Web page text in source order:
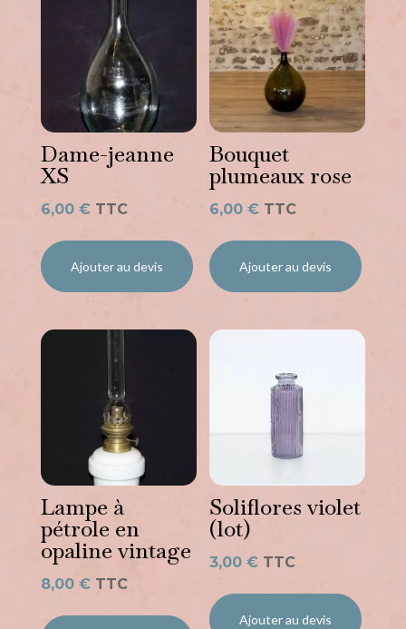
Dame-jeanne
XS
6,00 € TTC
Ajouter au devis
Bouquet
plumeaux rose
6,00€ TTC
Ajouter au devis
Lampe à
pétrole en
opaline vintage
8,00 € TTC
Soliflores violet
(lot)
3,00€ TTC
Ajouter au devis